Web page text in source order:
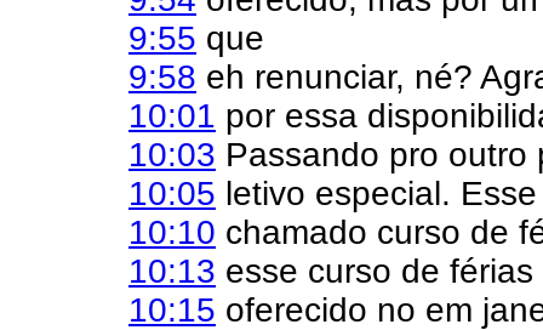
9:55 que
9:58 eh renunciar, né?
10:01 por essa
10:03 Passando pro
10:05 letivo especial.
10:10 chamado curso de
10:13 esse curso de
10:15 oferecido no em